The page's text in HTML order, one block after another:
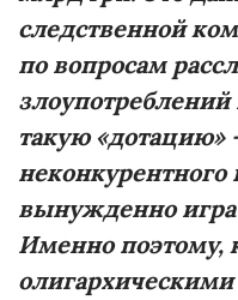
следственной
по вопросам
такую «дотацию»
вынужденно
Именно поэтому,